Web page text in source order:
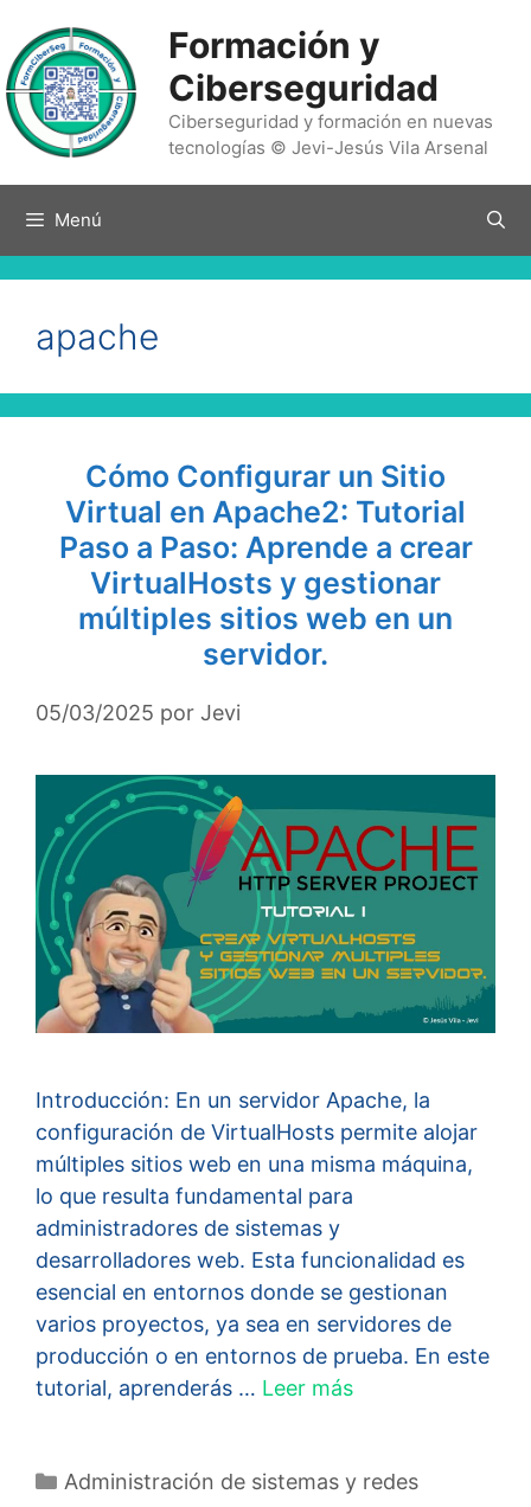
contenido
Formación y
Ciberseguridad
Ciberseguridad y formación en nuevas
tecnologías © Jevi-Jesús Vila Arsenal
Menú
apache
Cómo Configurar un Sitio
Virtual en Apache2: Tutorial
Paso a Paso: Aprende a crear
VirtualHosts y gestionar
múltiples sitios web en un
servidor.
05/03/2025 por Jevi
Introducción: En un servidor Apache, la
configuración de VirtualHosts permite alojar
múltiples sitios web en una misma máquina,
lo que resulta fundamental para
administradores de sistemas y
desarrolladores web. Esta funcionalidad es
esencial en entornos donde se gestionan
varios proyectos, ya sea en servidores de
producción o en entornos de prueba. En este
tutorial, aprenderás … Leer más
Categorías
Administración de sistemas y redes